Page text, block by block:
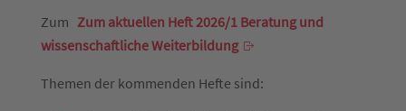
Zum Zum aktuellen Heft 2026/1 Beratung und
wissenschaftliche Weiterbildung
Themen der kommenden Hefte sind: